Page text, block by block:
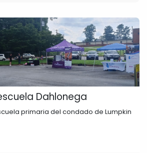
Dahlonega
primaria del condado de Lumpkin